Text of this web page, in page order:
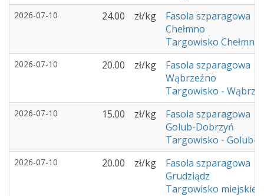
2026-07-10 24.00 zł/kg
Fasola szparagowa
Chełmno
Targowisko Chełmno
2026-07-10 20.00 zł/kg
Fasola szparagowa
Wąbrzeźno
Targowisko -
2026-07-10 15.00 zł/kg
Fasola szparagowa
Golub-Dobrzyń
Targowisko - Golub-
2026-07-10 20.00 zł/kg
Fasola szparagowa
Grudziądz
Targowisko miejskie